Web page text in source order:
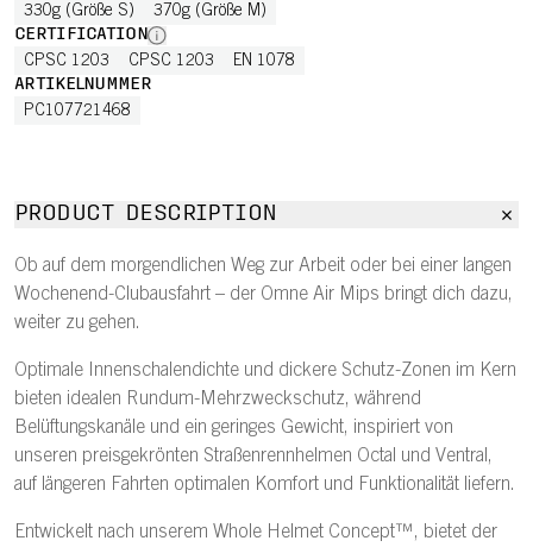
330g (Größe S) 370g (Größe M)
CERTIFICATION
CPSC 1203 CPSC 1203 EN 1078
ARTIKELNUMMER
PC107721468
PRODUCT DESCRIPTION
Ob auf dem morgendlichen Weg zur Arbeit oder bei einer langen
Wochenend-Clubausfahrt – der Omne Air Mips bringt dich dazu,
weiter zu gehen.
Optimale Innenschalendichte und dickere Schutz-Zonen im Kern
bieten idealen Rundum-Mehrzweckschutz, während
Belüftungskanäle und ein geringes Gewicht, inspiriert von
unseren preisgekrönten Straßenrennhelmen Octal und Ventral,
auf längeren Fahrten optimalen Komfort und Funktionalität liefern.
Entwickelt nach unserem Whole Helmet Concept™, bietet der